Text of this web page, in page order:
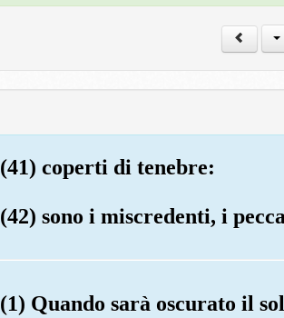
(41) coperti di tenebre:
(42) sono i miscredenti, i
(1) Quando sarà oscurato il